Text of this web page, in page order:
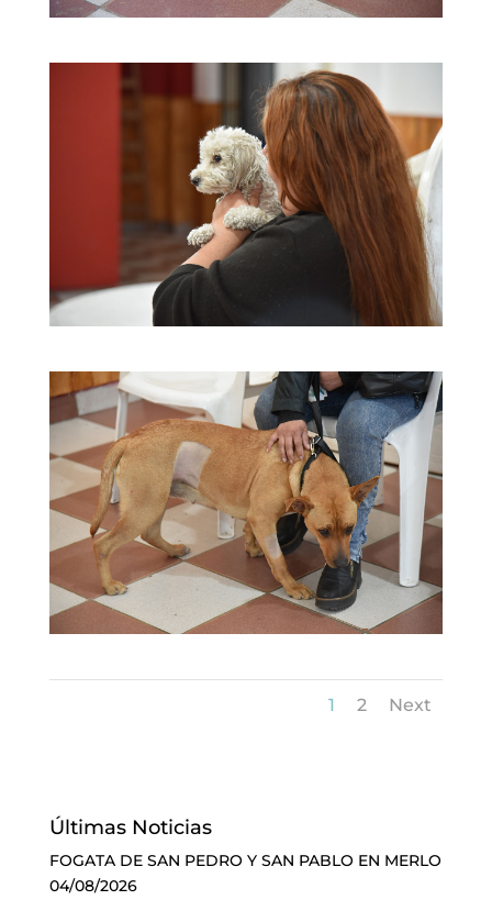
1 2 Next
Últimas Noticias
FOGATA DE SAN PEDRO Y SAN PABLO EN MERLO
04/08/2026